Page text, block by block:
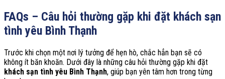
FAQs – Câu hỏi thường gặp khi đặt khách sạn
tình yêu Bình Thạnh
Trước khi chọn một nơi lý tưởng để hẹn hò, chắc hẳn bạn sẽ có
không ít băn khoăn. Dưới đây là những câu hỏi thường gặp khi đặt
khách sạn tình yêu Bình Thạnh, giúp bạn yên tâm hơn trong từng